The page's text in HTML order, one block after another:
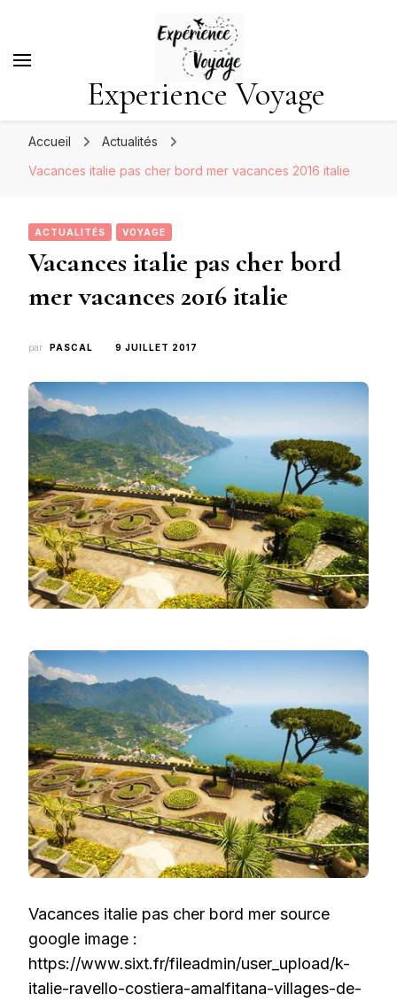
Experience Voyage
Accueil
Actualités
Vacances italie pas cher bord mer vacances 2016 italie
ACTUALITÉS VOYAGE
Vacances italie pas cher bord
mer vacances 2016 italie
par PASCAL 9 JUILLET 2017
Vacances italie pas cher bord mer source
google image :
https://www.sixt.fr/fileadmin/user_upload/k-
italie-ravello-costiera-amalfitana-villages-de-